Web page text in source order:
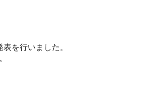
を行いました。